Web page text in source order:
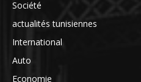
Société
actualités tunisiennes
International
Auto
Economie